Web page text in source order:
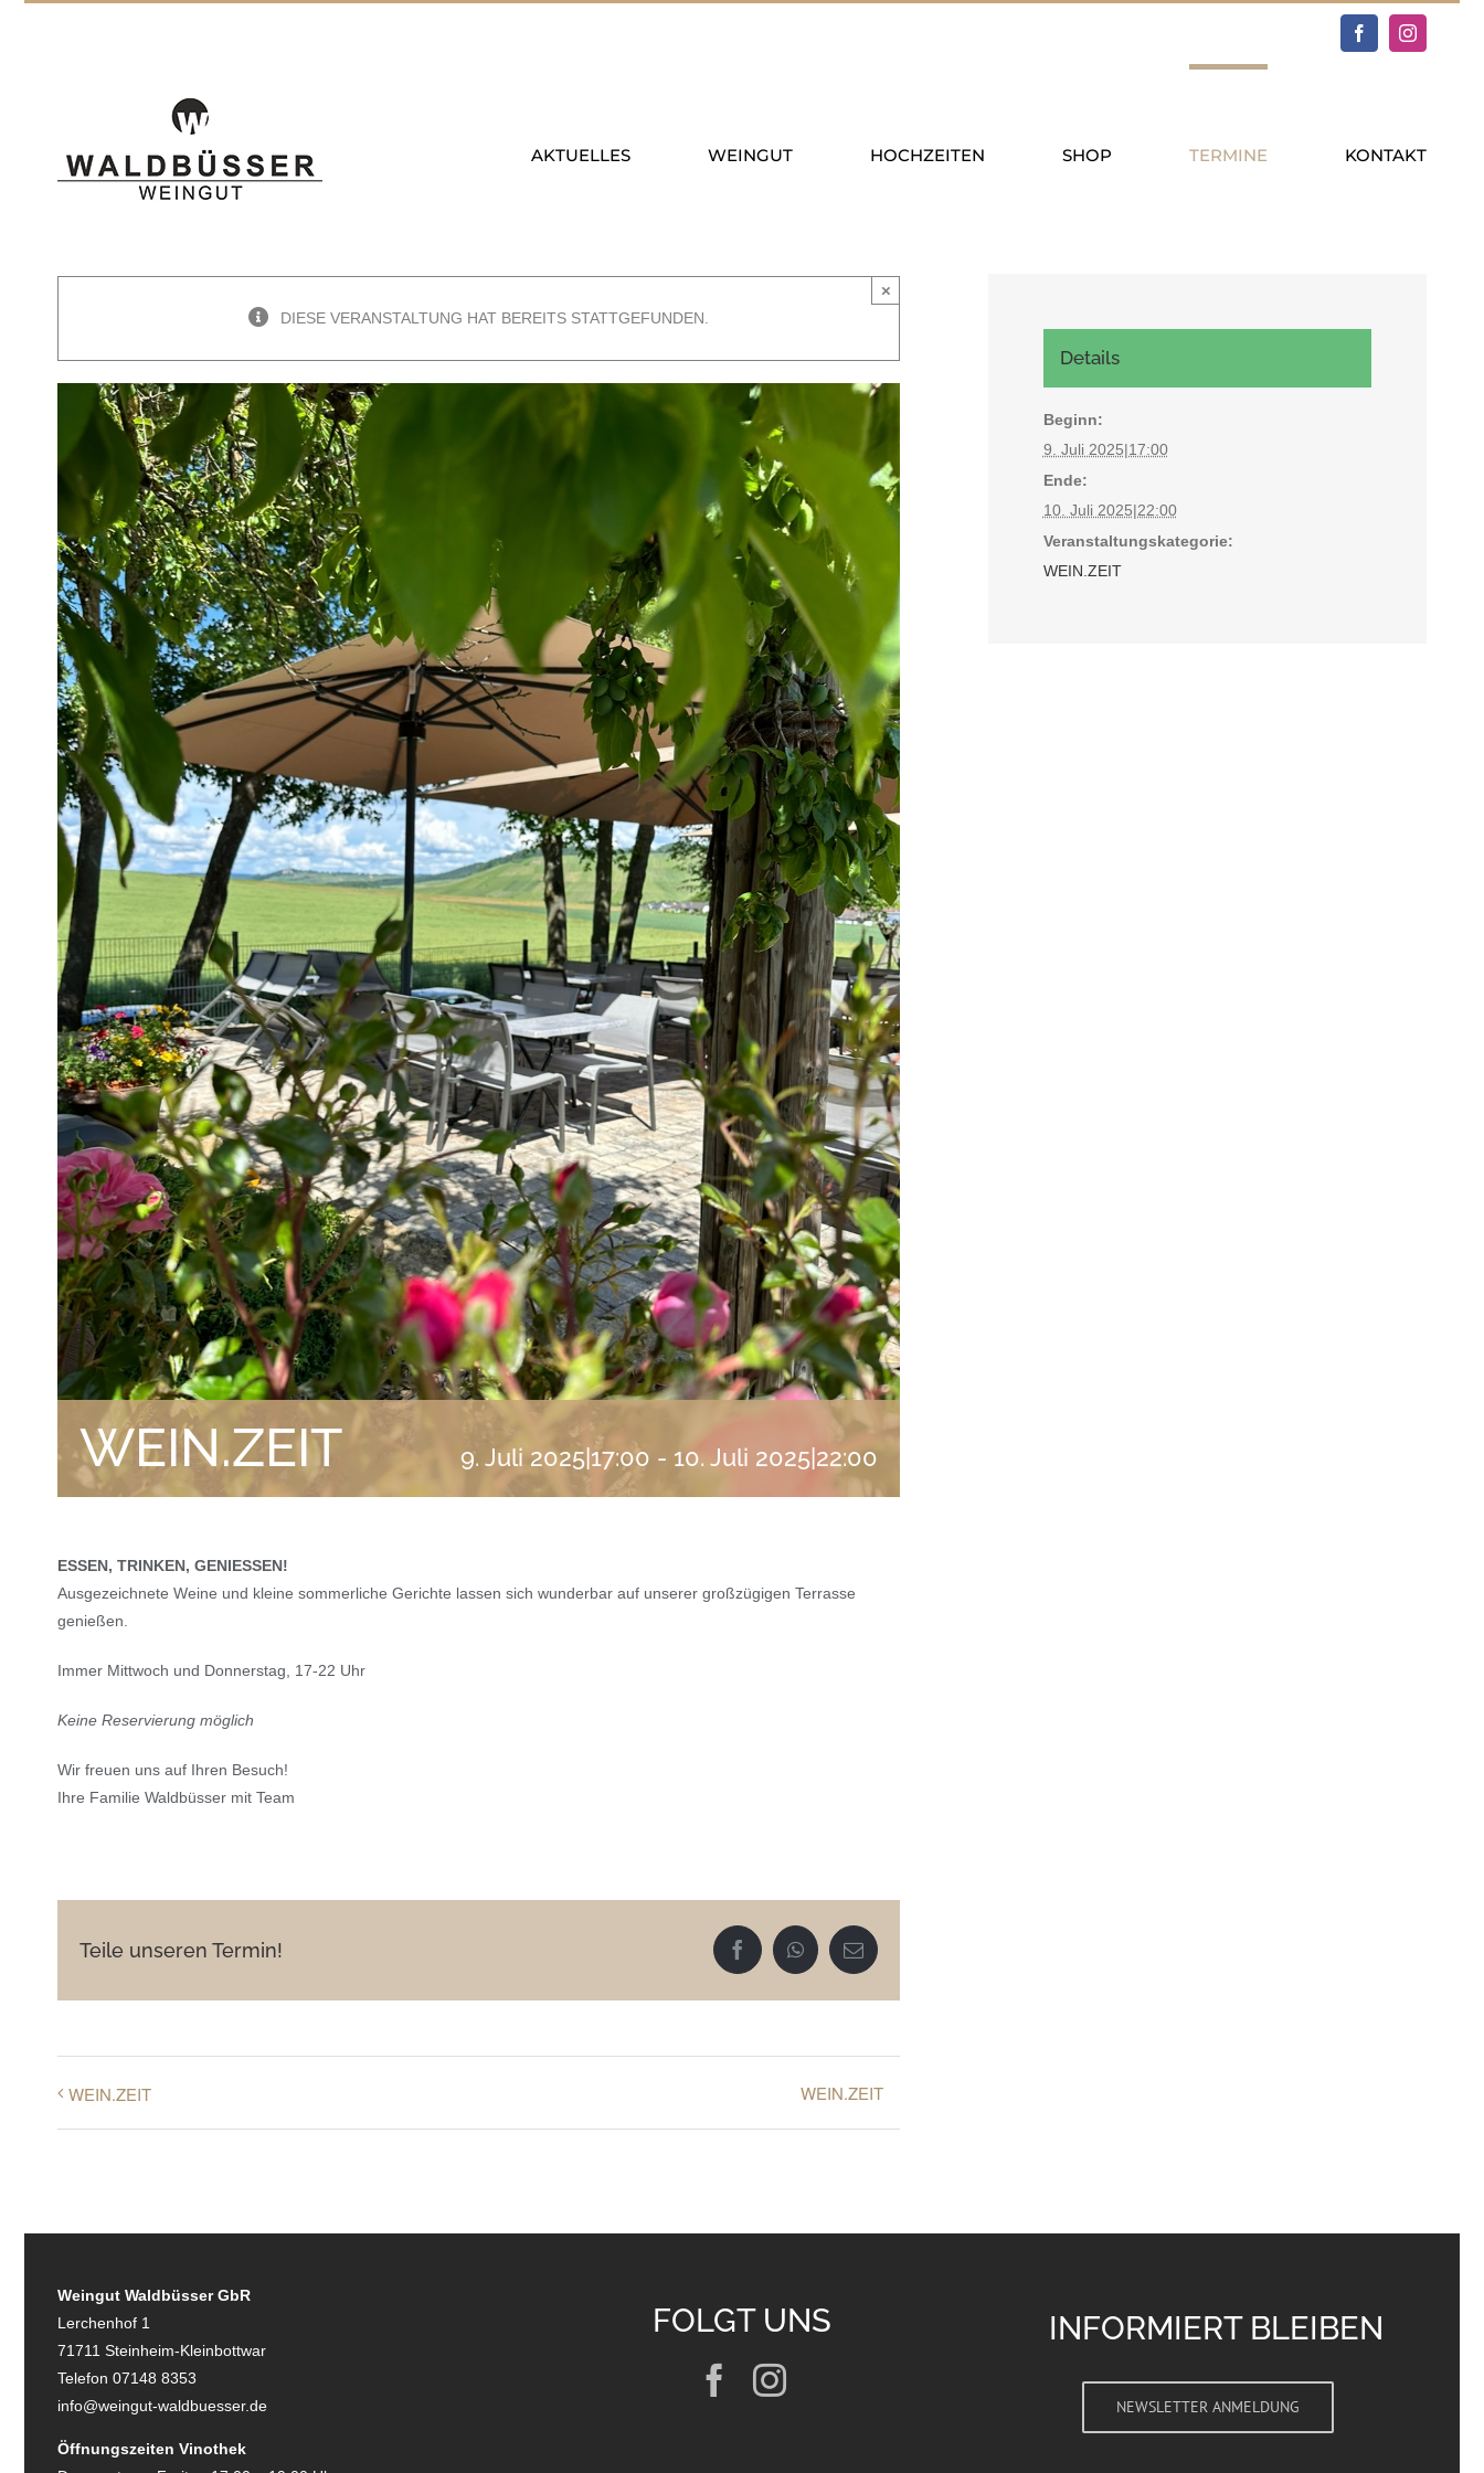
FacebookInstagram
AKTUELLES WEINGUT HOCHZEITEN SHOP TERMINE KONTAKT
DIESE VERANSTALTUNG HAT BEREITS STATTGEFUNDEN.
×
WEIN.ZEIT 9. Juli 2025|17:00 - 10. Juli 2025|22:00
ESSEN, TRINKEN, GENIESSEN!
Ausgezeichnete Weine und kleine sommerliche Gerichte lassen sich wunderbar auf unserer großzügigen Terrasse
genießen.
Immer Mittwoch und Donnerstag, 17-22 Uhr
Keine Reservierung möglich
Wir freuen uns auf Ihren Besuch!
Ihre Familie Waldbüsser mit Team
Teile unseren Termin! FacebookWhatsApp
E-
Mail
WEIN.ZEIT WEIN.ZEIT
Details
Beginn:
9. Juli 2025|17:00
Ende:
10. Juli 2025|22:00
Veranstaltungskategorie:
WEIN.ZEIT
Weingut Waldbüsser GbR
Lerchenhof 1
71711 Steinheim-Kleinbottwar
Telefon 07148 8353
info@weingut-waldbuesser.de
Öffnungszeiten Vinothek
FOLGT UNS INFORMIERT BLEIBEN
NEWSLETTER ANMELDUNG